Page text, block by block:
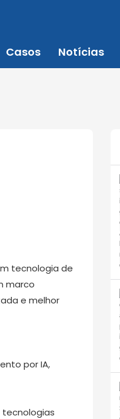
Casos Notícias
tecnologia de
marco
e melhor
por IA,
tecnologias